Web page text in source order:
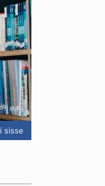
sisse